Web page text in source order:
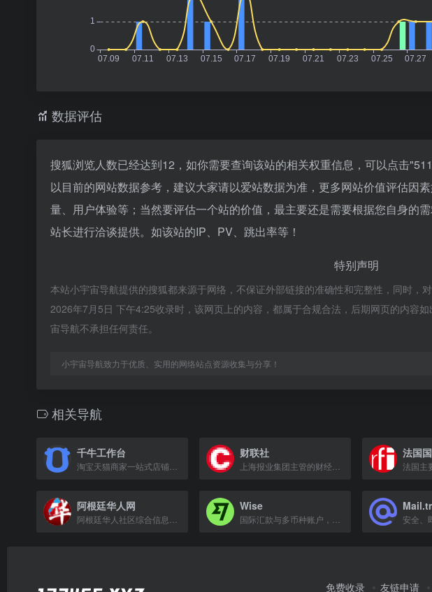
数据评估
搜狐浏览人数已经达到12，如你需要查询该站的相关权重信息，可以点击"
以目前的网站数据参考，建议大家请以爱站数据为准，更多网站价值评估因
量、用户体验等；当然要评估一个站的价值，最主要还是需要根据您自身的
站长进行洽谈提供。如该站的IP、PV、跳出率等！
特别声明
本站小宇宙导航提供的搜狐都来源于网络，不保证外部链接的准确性和完整性，同时，
2026年7月5日 下午4:25收录时，该网页上的内容，都属于合规合法，后期网页的内容
宙导航不承担任何责任。
小宇宙导航致力于优质、实用的网络站点资源收集与分享！
相关导航
千牛工作台 财联社
上海报业集团主管的财经新闻集团，提供A股、股市、金融等全方位证券资讯服务。
法国
阿根廷华人网 Wise
免费收录 友链申请